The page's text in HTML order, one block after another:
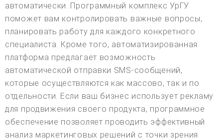
автоматически. Программный комплекс УрГУ
поможет вам контролировать важные вопросы,
планировать работу для каждого конкретного
специалиста. Кроме того, автоматизированная
платформа предлагает возможность
автоматической отправки SMS-сообщений,
которые осуществляются как массово, так и по
отдельности. Если ваш бизнес использует рекламу
для продвижения своего продукта, программное
обеспечение позволяет проводить эффективный
анализ маркетинговых решений с точки зрения